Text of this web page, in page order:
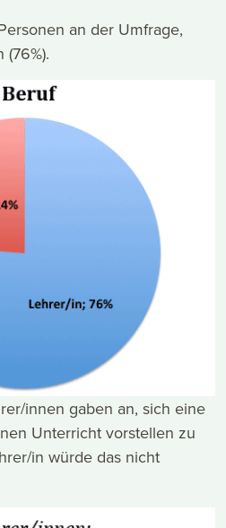
an der Umfrage,
innen gaben an, sich eine
Unterricht vorstellen zu
in würde das nicht